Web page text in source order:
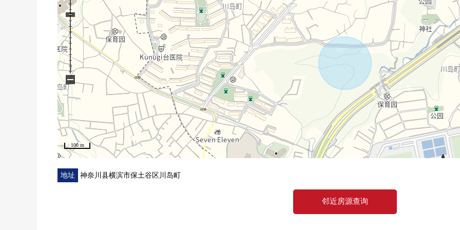
■ 比负责人
○ 在把参观希望用电子邮件发出来的形式或者免费热线
请和三井Rehouse二俣川Center联络
发自心里等候来自各位的咨询方式
100 m
−
地址 神奈川县横滨市保土谷区川岛町
邻近房源查询